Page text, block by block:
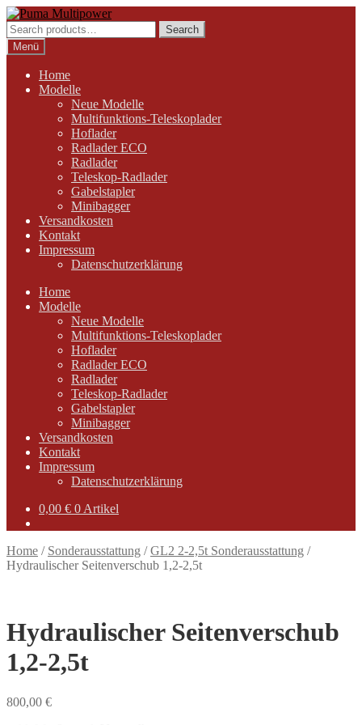
Zur
Navigation
springen
Zum
Inhalt
springen
Search
for:
Search
Menü
Home
Modelle
Neue Modelle
Multifunktions-Teleskoplader
Hoflader
Radlader ECO
Radlader
Teleskop-Radlader
Gabelstapler
Minibagger
Versandkosten
Kontakt
Impressum
Datenschutzerklärung
Home
Modelle
Neue Modelle
Multifunktions-Teleskoplader
Hoflader
Radlader ECO
Radlader
Teleskop-Radlader
Gabelstapler
Minibagger
Versandkosten
Kontakt
Impressum
Datenschutzerklärung
0,00 € 0 Artikel
Home / Sonderausstattung /GL2 2-2,5t Sonderausstattung /
Hydraulischer Seitenverschub 1,2-2,5t
Hydraulischer Seitenverschub
1,2-2,5t
800,00 €